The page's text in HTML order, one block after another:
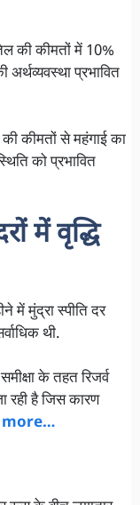
की कीमतों में 10%
प्रभावित
कीमतों से महंगाई का
को प्रभावित
में वृद्धि
में मुंद्रा स्पीति दर
थी.
के तहत रिजर्व
रही है जिस कारण
more…